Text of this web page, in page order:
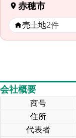
赤穂市
売土地2件
会社概要
商号
住所
代表者